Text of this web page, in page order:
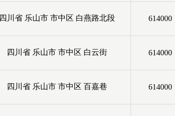
四川省 乐山市 市中区 白燕路北段 614000
四川省 乐山市 市中区 白云街 614000
四川省 乐山市 市中区 百嘉巷 614000